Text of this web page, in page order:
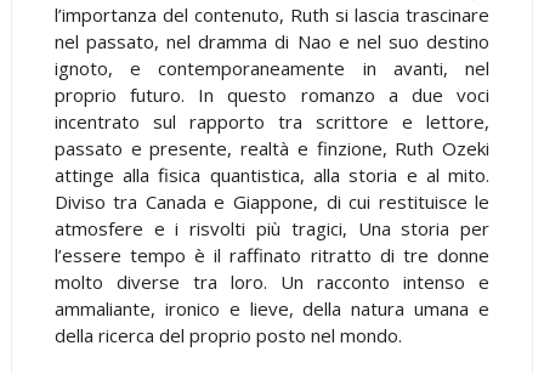
l’importanza del contenuto, Ruth si lascia trascinare
nel passato, nel dramma di Nao e nel suo destino
ignoto, e contemporaneamente in avanti, nel
proprio futuro. In questo romanzo a due voci
incentrato sul rapporto tra scrittore e lettore,
passato e presente, realtà e finzione, Ruth Ozeki
attinge alla fisica quantistica, alla storia e al mito.
Diviso tra Canada e Giappone, di cui restituisce le
atmosfere e i risvolti più tragici, Una storia per
l’essere tempo è il raffinato ritratto di tre donne
molto diverse tra loro. Un racconto intenso e
ammaliante, ironico e lieve, della natura umana e
della ricerca del proprio posto nel mondo.